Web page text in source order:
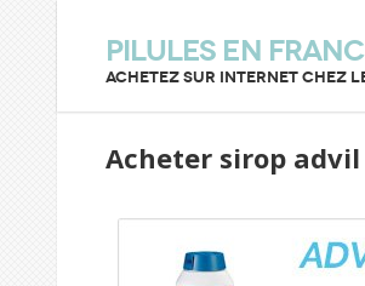
Pilules en
Achetez sur internet chez
Acheter sirop advil